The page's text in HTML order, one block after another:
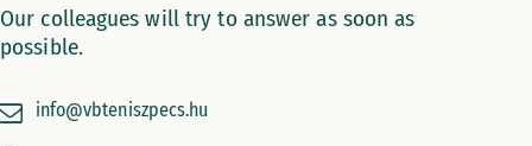
Our colleagues will try to answer as soon as
possible.
info@vbteniszpecs.hu